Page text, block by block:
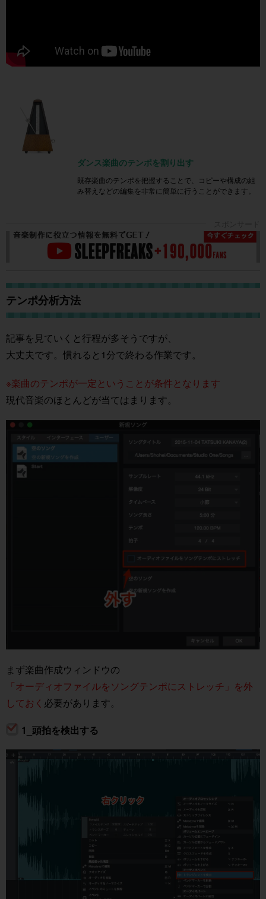
ダンス楽曲のテンポを割り出す
既存楽曲のテンポを把握することで、コピーや構成の組
み替えなどの編集を非常に簡単に行うことができます。
テンポ分析方法
記事を見ていくと行程が多そうですが、
大丈夫です。慣れると1分で終わる作業です。
※楽曲のテンポが一定ということが条件となります
現代音楽のほとんどが当てはまります。
まず楽曲作成ウィンドウの
「オーディオファイルをソングテンポにストレッチ」を外
しておく 必要があります。
1_頭拍を検出する